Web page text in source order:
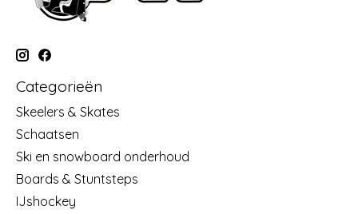
Categorieën
Skeelers & Skates
Schaatsen
Ski en snowboard onderhoud
Boards & Stuntsteps
IJshockey